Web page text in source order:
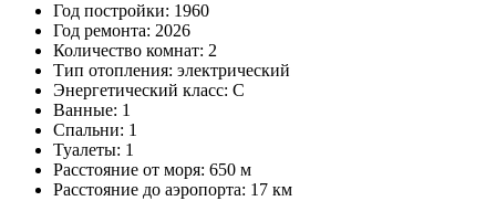
Год постройки: 1960
Год ремонта: 2026
Количество комнат: 2
Тип отопления: электрический
Энергетический класс: C
Ванные: 1
Спальни: 1
Туалеты: 1
Расстояние от моря: 650 м
Расстояние до аэропорта: 17 км